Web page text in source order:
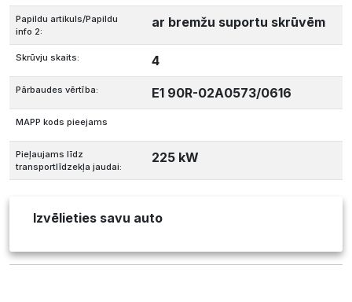
Papildu artikuls/Papildu
info 2:
ar bremžu suportu skrūvēm
Skrūvju skaits: 4
Pārbaudes vērtība: E1 90R-02A0573/0616
MAPP kods pieejams
Pieļaujams līdz
transportlīdzekļa jaudai:
225 kW
Izvēlieties savu auto